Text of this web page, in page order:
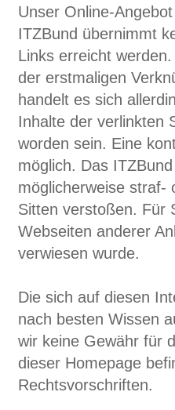
Unser Online-
ITZBund übernimmt
Links erreicht
der erstmaligen
handelt es sich
Inhalte der verlinkten
worden sein. Eine
möglich. Das
möglicherweise straf-
Sitten verstoßen. Für
Webseiten anderer
verwiesen wurde.
Die sich auf diesen
nach besten Wissen
wir keine Gewähr für
dieser Homepage
Rechtsvorschriften.